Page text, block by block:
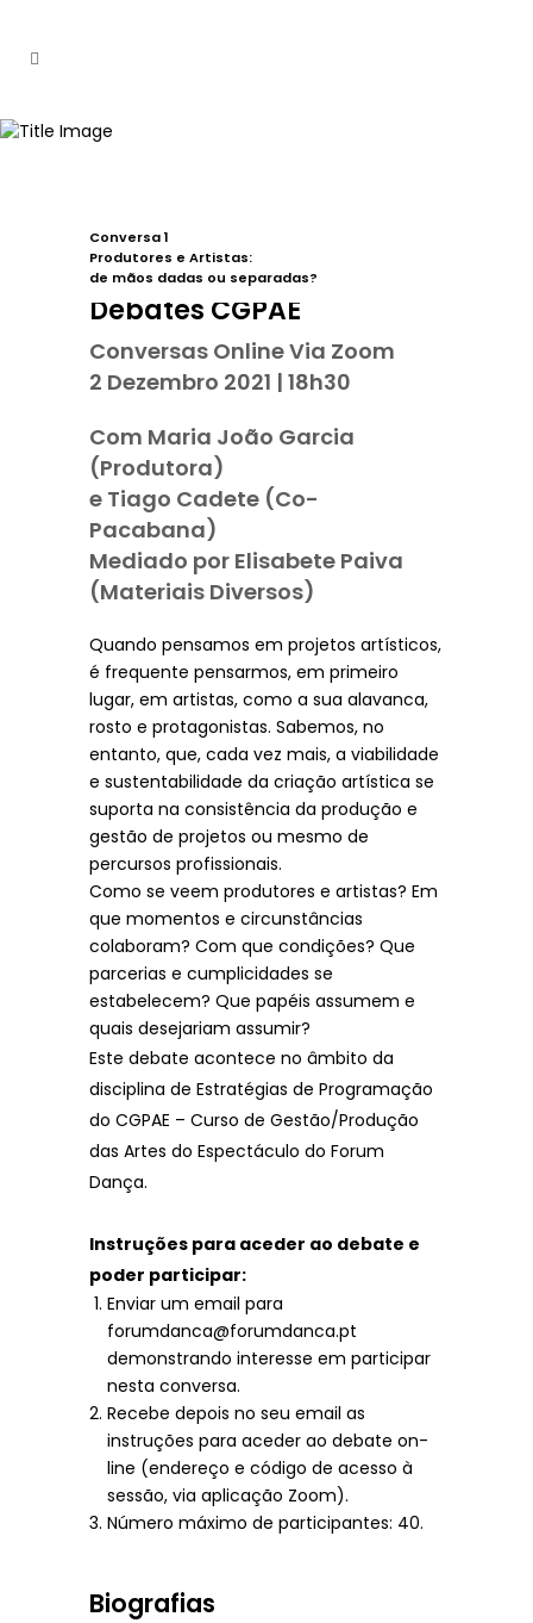
Conversa 1
Produtores e Artistas:
de mãos dadas ou separadas?
Debates CGPAE
Conversas Online Via Zoom
2 Dezembro 2021 | 18h30
Com Maria João Garcia
(Produtora)
e Tiago Cadete (Co-
Pacabana)
Mediado por Elisabete Paiva
(Materiais Diversos)
Quando pensamos em projetos artísticos,
é frequente pensarmos, em primeiro
lugar, em artistas, como a sua alavanca,
rosto e protagonistas. Sabemos, no
entanto, que, cada vez mais, a viabilidade
e sustentabilidade da criação artística se
suporta na consistência da produção e
gestão de projetos ou mesmo de
percursos profissionais.
Como se veem produtores e artistas? Em
que momentos e circunstâncias
colaboram? Com que condições? Que
parcerias e cumplicidades se
estabelecem? Que papéis assumem e
quais desejariam assumir?
Este debate acontece no âmbito da
disciplina de Estratégias de Programação
do CGPAE – Curso de Gestão/Produção
das Artes do Espectáculo do Forum
Dança.
Instruções para aceder ao debate e
poder participar:
Enviar um email para
forumdanca@forumdanca.pt
demonstrando interesse em participar
nesta conversa.
Recebe depois no seu email as
instruções para aceder ao debate on-
line (endereço e código de acesso à
sessão, via aplicação Zoom).
Número máximo de participantes: 40.
Biografias